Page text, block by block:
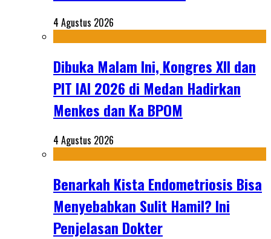
4 Agustus 2026
Dibuka Malam Ini, Kongres XII dan
PIT IAI 2026 di Medan Hadirkan
Menkes dan Ka BPOM
4 Agustus 2026
Benarkah Kista Endometriosis Bisa
Menyebabkan Sulit Hamil? Ini
Penjelasan Dokter